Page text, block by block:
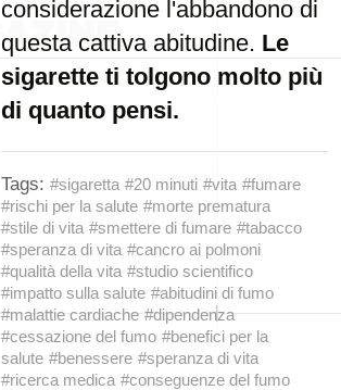
considerazione l'abbandono di
questa cattiva abitudine. Le
sigarette ti tolgono molto più
di quanto pensi.
Tags: #sigaretta #20 minuti #vita #fumare
#rischi per la salute #morte prematura
#stile di vita #smettere di fumare #tabacco
#speranza di vita #cancro ai polmoni
#qualità della vita #studio scientifico
#impatto sulla salute #abitudini di fumo
#malattie cardiache #dipendenza
#cessazione del fumo #benefici per la
salute #benessere #speranza di vita
#ricerca medica #conseguenze del fumo